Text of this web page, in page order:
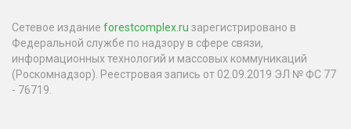
Сетевое издание forestcomplex.ru зарегистрировано в
Федеральной службе по надзору в сфере связи,
информационных технологий и массовых коммуникаций
(Роскомнадзор). Реестровая запись от 02.09.2019 ЭЛ № ФС 77
- 76719.